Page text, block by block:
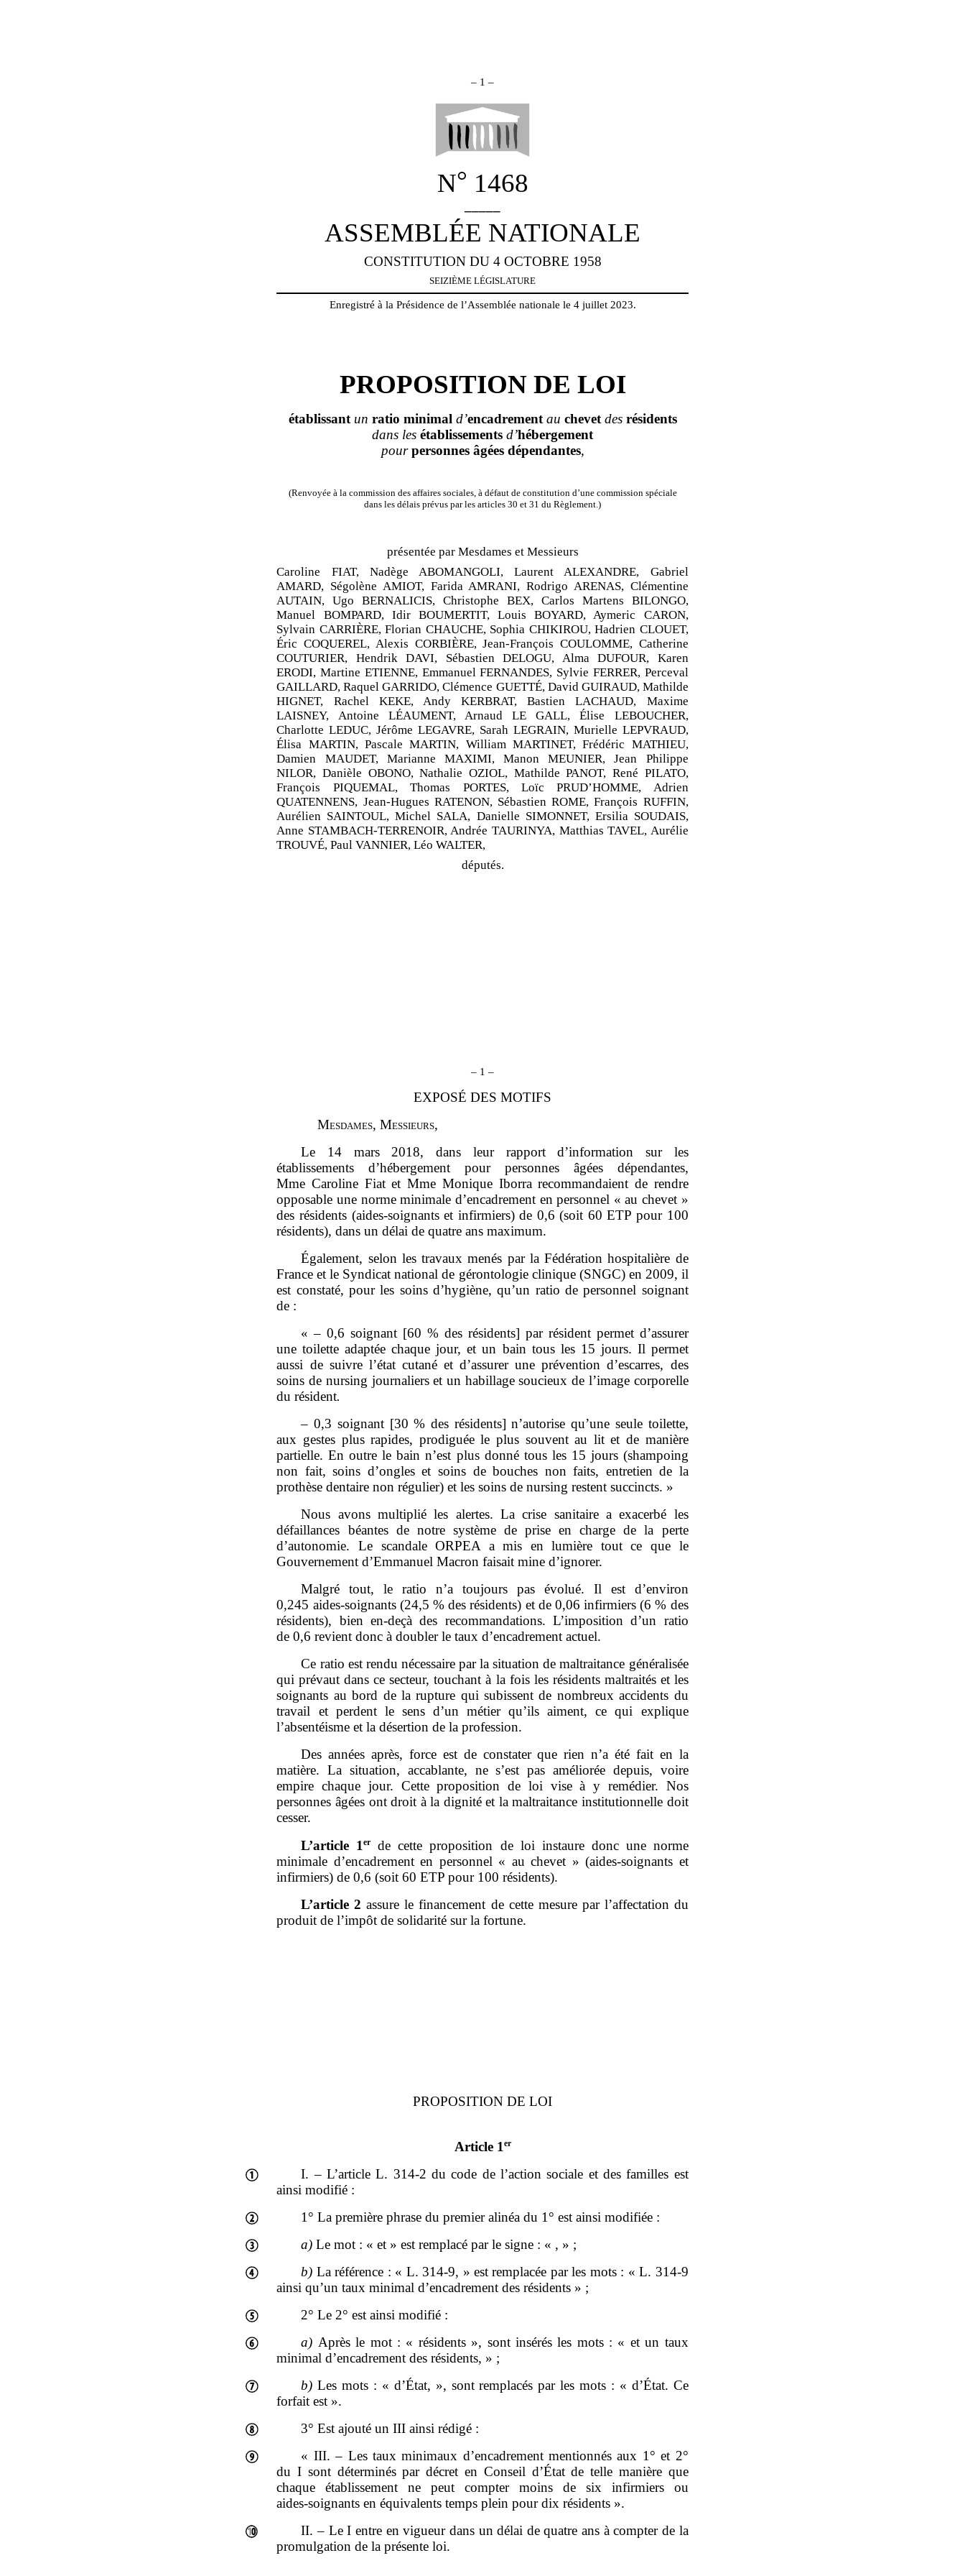
– 1 –
N° 1468
ASSEMBLÉE NATIONALE
CONSTITUTION DU 4 OCTOBRE 1958
SEIZIÈME LÉGISLATURE
Enregistré à la Présidence de l’Assemblée nationale le 4 juillet 2023.
PROPOSITION DE LOI
établissantun ratio minimal d’encadrementau chevetdes résidents
dans les établissements d’hébergement
pourpersonnes âgées dépendantes,
(Renvoyée à la commission des affaires sociales, à défaut de constitution d’une commission spéciale
dans les délais prévus par les articles 30 et 31 du Règlement.)
présentée par Mesdames et Messieurs
Caroline FIAT, Nadège ABOMANGOLI, Laurent ALEXANDRE, Gabriel
AMARD, Ségolène AMIOT, Farida AMRANI, Rodrigo ARENAS, Clémentine
AUTAIN, Ugo BERNALICIS, Christophe BEX, Carlos Martens BILONGO,
Manuel BOMPARD, Idir BOUMERTIT, Louis BOYARD, Aymeric CARON,
Sylvain CARRIÈRE, Florian CHAUCHE, Sophia CHIKIROU, Hadrien CLOUET,
Éric COQUEREL, Alexis CORBIÈRE, Jean‑François COULOMME, Catherine
COUTURIER, Hendrik DAVI, Sébastien DELOGU, Alma DUFOUR, Karen
ERODI, Martine ETIENNE, Emmanuel FERNANDES, Sylvie FERRER, Perceval
GAILLARD, Raquel GARRIDO, Clémence GUETTÉ, David GUIRAUD, Mathilde
HIGNET, Rachel KEKE, Andy KERBRAT, Bastien LACHAUD, Maxime
LAISNEY, Antoine LÉAUMENT, Arnaud LE GALL, Élise LEBOUCHER,
Charlotte LEDUC, Jérôme LEGAVRE, Sarah LEGRAIN, Murielle LEPVRAUD,
Élisa MARTIN, Pascale MARTIN, William MARTINET, Frédéric MATHIEU,
Damien MAUDET, Marianne MAXIMI, Manon MEUNIER, Jean Philippe
NILOR, Danièle OBONO, Nathalie OZIOL, Mathilde PANOT, René PILATO,
François PIQUEMAL, Thomas PORTES, Loïc PRUD’HOMME, Adrien
QUATENNENS, Jean‑Hugues RATENON, Sébastien ROME, François RUFFIN,
Aurélien SAINTOUL, Michel SALA, Danielle SIMONNET, Ersilia SOUDAIS,
Anne STAMBACH‑TERRENOIR, Andrée TAURINYA, Matthias TAVEL, Aurélie
TROUVÉ, Paul VANNIER, Léo WALTER,
députés.
– 1 –
EXPOSÉ DES MOTIFS
Mesdames, Messieurs,
Le 14 mars 2018, dans leur rapport d’information sur les
établissements d’hébergement pour personnes âgées dépendantes,
Mme Caroline Fiat et Mme Monique Iborra recommandaient de rendre
opposable une norme minimale d’encadrement en personnel « au chevet »
des résidents (aides‑soignants et infirmiers) de 0,6 (soit 60 ETP pour 100
résidents), dans un délai de quatre ans maximum.
Également, selon les travaux menés par la Fédération hospitalière de
France et le Syndicat national de gérontologie clinique (SNGC) en 2009, il
est constaté, pour les soins d’hygiène, qu’un ratio de personnel soignant
de :
« – 0,6 soignant [60 % des résidents] par résident permet d’assurer
une toilette adaptée chaque jour, et un bain tous les 15 jours. Il permet
aussi de suivre l’état cutané et d’assurer une prévention d’escarres, des
soins de nursing journaliers et un habillage soucieux de l’image corporelle
du résident.
– 0,3 soignant [30 % des résidents] n’autorise qu’une seule toilette,
aux gestes plus rapides, prodiguée le plus souvent au lit et de manière
partielle. En outre le bain n’est plus donné tous les 15 jours (shampoing
non fait, soins d’ongles et soins de bouches non faits, entretien de la
prothèse dentaire non régulier) et les soins de nursing restent succincts. »
Nous avons multiplié les alertes. La crise sanitaire a exacerbé les
défaillances béantes de notre système de prise en charge de la perte
d’autonomie. Le scandale ORPEA a mis en lumière tout ce que le
Gouvernement d’Emmanuel Macron faisait mine d’ignorer.
Malgré tout, le ratio n’a toujours pas évolué. Il est d’environ
0,245 aides‑soignants (24,5 % des résidents) et de 0,06 infirmiers (6 % des
résidents), bien en‑deçà des recommandations. L’imposition d’un ratio
de 0,6 revient donc à doubler le taux d’encadrement actuel.
Ce ratio est rendu nécessaire par la situation de maltraitance généralisée
qui prévaut dans ce secteur, touchant à la fois les résidents maltraités et les
soignants au bord de la rupture qui subissent de nombreux accidents du
travail et perdent le sens d’un métier qu’ils aiment, ce qui explique
l’absentéisme et la désertion de la profession.
Des années après, force est de constater que rien n’a été fait en la
matière. La situation, accablante, ne s’est pas améliorée depuis, voire
empire chaque jour. Cette proposition de loi vise à y remédier. Nos
personnes âgées ont droit à la dignité et la maltraitance institutionnelle doit
cesser.
L’article 1er
de cette proposition de loi instaure donc une norme
minimale d’encadrement en personnel « au chevet » (aides‑soignants et
infirmiers) de 0,6 (soit 60 ETP pour 100 résidents).
L’article 2 assure le financement de cette mesure par l’affectation du
produit de l’impôt de solidarité sur la fortune.
PROPOSITION DE LOI
Article 1er
I. – L’article L. 314‑2 du code de l’action sociale et des familles est
ainsi modifié :
1° La première phrase du premier alinéa du 1° est ainsi modifiée :
a) Le mot : « et » est remplacé par le signe : « , » ;
b) La référence : « L. 314‑9, » est remplacée par les mots : « L. 314‑9
ainsi qu’un taux minimal d’encadrement des résidents » ;
2° Le 2° est ainsi modifié :
a) Après le mot : « résidents », sont insérés les mots : « et un taux
minimal d’encadrement des résidents, » ;
b) Les mots : « d’État, », sont remplacés par les mots : « d’État. Ce
forfait est ».
3° Est ajouté un III ainsi rédigé :
« III. – Les taux minimaux d’encadrement mentionnés aux 1° et 2°
du I sont déterminés par décret en Conseil d’État de telle manière que
chaque établissement ne peut compter moins de six infirmiers ou
aides‑soignants en équivalents temps plein pour dix résidents ».
II. – Le I entre en vigueur dans un délai de quatre ans à compter de la
promulgation de la présente loi.